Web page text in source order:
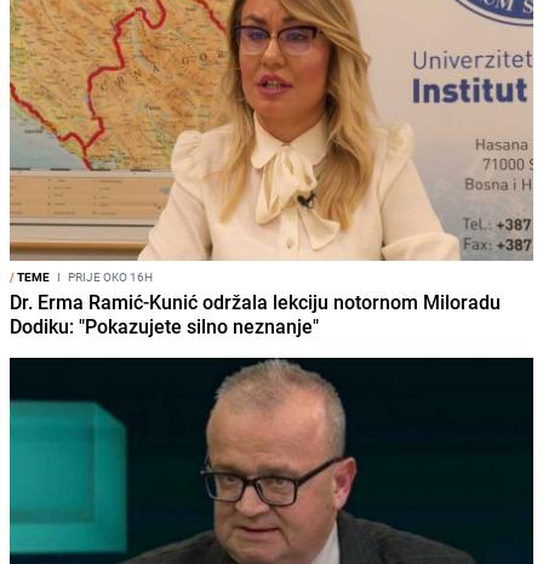
/TEME I PRIJE OKO 16H
Dr. Erma Ramić-Kunić održala lekciju notornom Miloradu
Dodiku: "Pokazujete silno neznanje"